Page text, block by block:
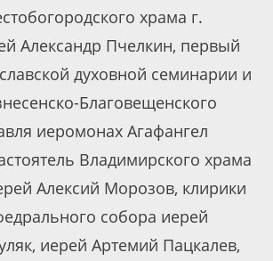
храма г.
Александр Пчелкин, первый
духовной семинарии и
Благовещенского
иеромонах Агафангел
Владимирского храма
Алексий Морозов, клирики
собора иерей
иерей Артемий Пацкалев,